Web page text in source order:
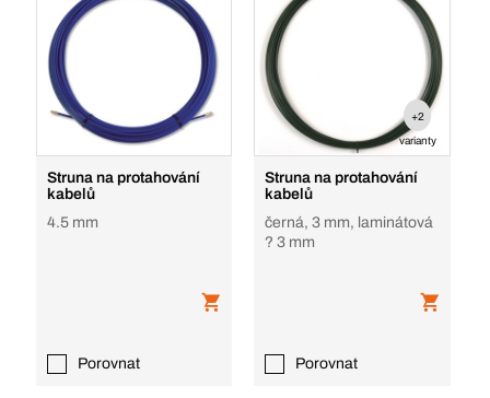
Struna na protahování
kabelů
4.5 mm
Porovnat
+2
varianty
Struna na protahování
kabelů
černá, 3 mm, laminátová
? 3 mm
Porovnat